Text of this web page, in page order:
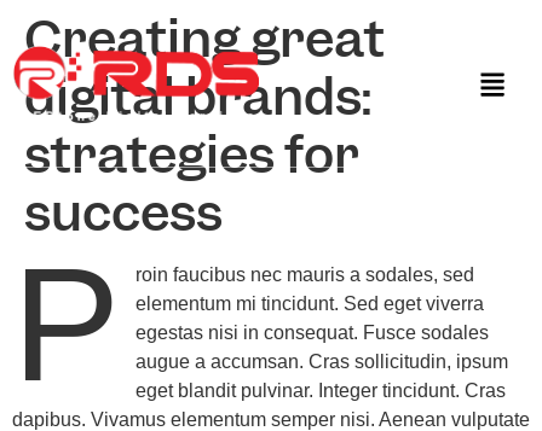
Creating great
digital brands:
strategies for
success
P
roin faucibus nec mauris a sodales, sed
elementum mi tincidunt. Sed eget viverra
egestas nisi in consequat. Fusce sodales
augue a accumsan. Cras sollicitudin, ipsum
eget blandit pulvinar. Integer tincidunt. Cras
dapibus. Vivamus elementum semper nisi. Aenean vulputate